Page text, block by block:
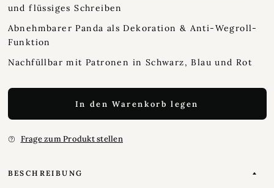
und flüssiges Schreiben
Abnehmbarer Panda als Dekoration & Anti-Wegroll-
Funktion
Nachfüllbar mit Patronen in Schwarz, Blau und Rot
In den Warenkorb legen
Frage zum Produkt stellen
BESCHREIBUNG